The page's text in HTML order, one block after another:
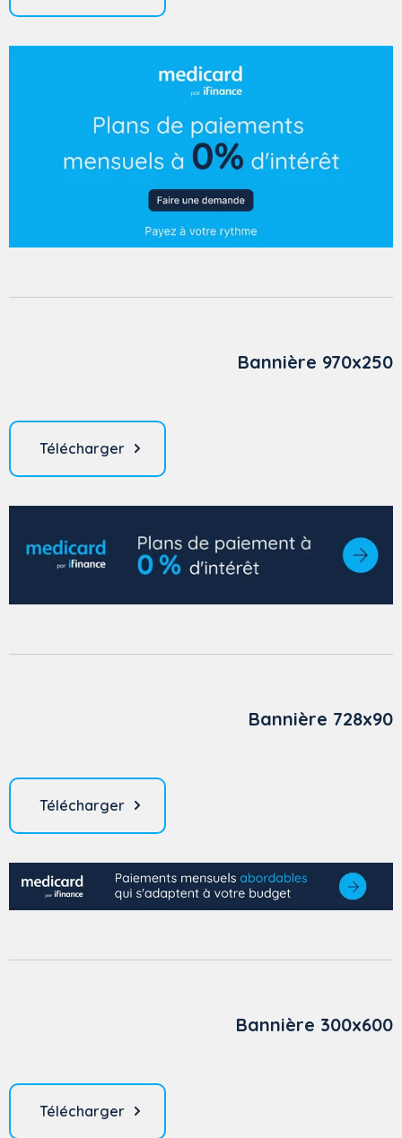
Bannière 970x250
Télécharger
Bannière 728x90
Télécharger
Bannière 300x600
Télécharger